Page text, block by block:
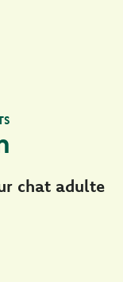
chat adulte